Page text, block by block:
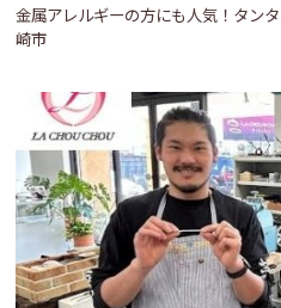
金属アレルギーの方にも人気！タン
崎市